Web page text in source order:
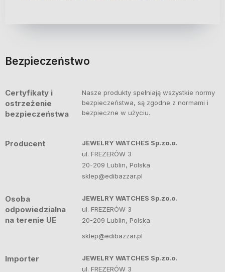
Bezpieczeństwo
Certyfikaty i
ostrzeżenie
bezpieczeństwa
Nasze produkty spełniają wszystkie normy
bezpieczeństwa, są zgodne z normami i
bezpieczne w użyciu.
Producent
JEWELRY WATCHES Sp.zo.o.
ul. FREZERÓW 3
20-209 Lublin, Polska
sklep@edibazzar.pl
Osoba
odpowiedzialna
na terenie UE
JEWELRY WATCHES Sp.zo.o.
ul. FREZERÓW 3
20-209 Lublin, Polska
sklep@edibazzar.pl
Importer
JEWELRY WATCHES Sp.zo.o.
ul. FREZERÓW 3